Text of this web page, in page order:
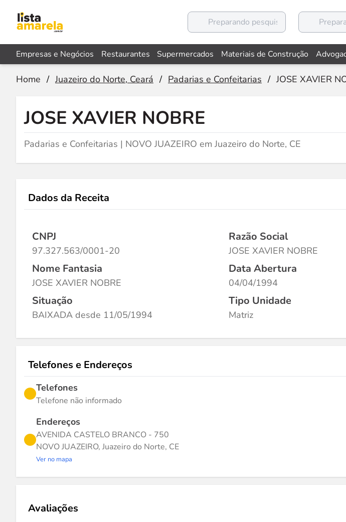
Empresas e Negócios Restaurantes Supermercados Materiais de Construção
Home / Juazeiro do Norte, Ceará / Padarias e Confeitarias / JOSE XAVIER
JOSE XAVIER NOBRE
Padarias e Confeitarias | NOVO JUAZEIRO em Juazeiro do Norte, CE
Dados da Receita
CNPJ
97.327.563/0001-20
Razão Social
JOSE XAVIER NOBRE
Nome Fantasia
JOSE XAVIER NOBRE
Data Abertura
04/04/1994
Situação
BAIXADA desde 11/05/1994
Tipo Unidade
Matriz
Telefones e Endereços
Telefones
Telefone não informado
Endereços
AVENIDA CASTELO BRANCO - 750
NOVO JUAZEIRO, Juazeiro do Norte, CE
Ver no mapa
Avaliações